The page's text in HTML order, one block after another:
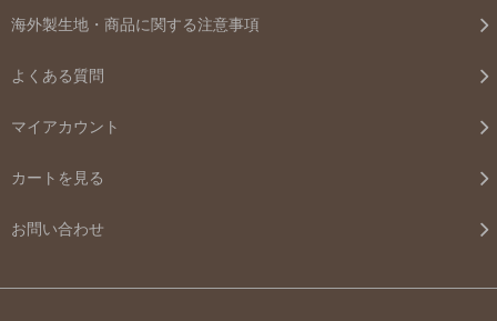
海外製生地・商品に関する注意事項
よくある質問
マイアカウント
カートを見る
お問い合わせ